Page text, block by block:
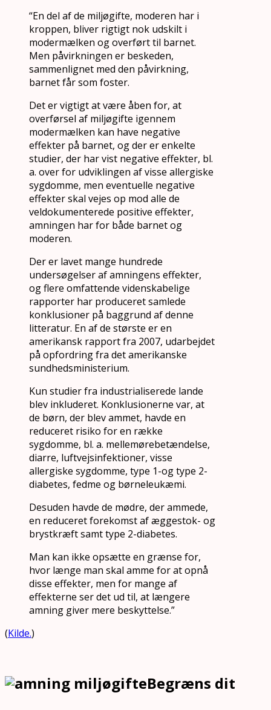
“En del af de miljøgifte, moderen har i
kroppen, bliver rigtigt nok udskilt i
modermælken og overført til barnet.
Men påvirkningen er beskeden,
sammenlignet med den påvirkning,
barnet får som foster.
Det er vigtigt at være åben for, at
overførsel af miljøgifte igennem
modermælken kan have negative
effekter på barnet, og der er enkelte
studier, der har vist negative effekter, bl.
a. over for udviklingen af visse allergiske
sygdomme, men eventuelle negative
effekter skal vejes op mod alle de
veldokumenterede positive effekter,
amningen har for både barnet og
moderen.
Der er lavet mange hundrede
undersøgelser af amningens effekter,
og flere omfattende videnskabelige
rapporter har produceret samlede
konklusioner på baggrund af denne
litteratur. En af de største er en
amerikansk rapport fra 2007, udarbejdet
på opfordring fra det amerikanske
sundhedsministerium.
Kun studier fra industrialiserede lande
blev inkluderet. Konklusionerne var, at
de børn, der blev ammet, havde en
reduceret risiko for en række
sygdomme, bl. a. mellemørebetændelse,
diarre, luftvejsinfektioner, visse
allergiske sygdomme, type 1-og type 2-
diabetes, fedme og børneleukæmi.
Desuden havde de mødre, der ammede,
en reduceret forekomst af æggestok- og
brystkræft samt type 2-diabetes.
Man kan ikke opsætte en grænse for,
hvor længe man skal amme for at opnå
disse effekter, men for mange af
effekterne ser det ud til, at længere
amning giver mere beskyttelse.”
(Kilde.)
Begræns dit